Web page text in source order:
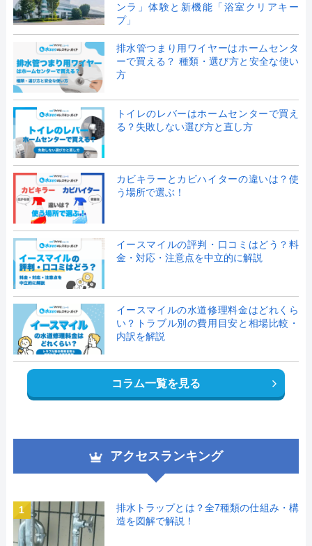
ンラ」体験と新機能「浴室クリアキー
プ」
排水管つまり用ワイヤーはホームセンタ
ーで買える？ 種類・選び方と安全な使い
方
トイレのレバーはホームセンターで買え
る？失敗しない選び方と直し方
カビキラーとカビハイターの違いは？使
う場所で選ぶ！
イースマイルの評判・口コミはどう？料
金・対応・注意点を中立的に解説
イースマイルの水道修理料金はどれくら
い？トラブル別の費用目安と相場比較・
内訳を解説
コラム一覧を見る
アクセスランキング
1
排水トラップとは？全7種類の仕組み・構
造を図解で解説！